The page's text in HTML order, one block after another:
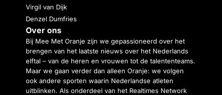
Virgil van Dijk
Denzel Dumfries
Over ons
Bij Mee Met Oranje zijn we gepassioneerd over het
brengen van het laatste nieuws over het Nederlands
elftal – van de heren en vrouwen tot de talententeams.
Maar we gaan verder dan alleen Oranje: we volgen
ook andere sporten waarin Nederlandse atleten
uitblinken. Als onderdeel van het Realtimes Network